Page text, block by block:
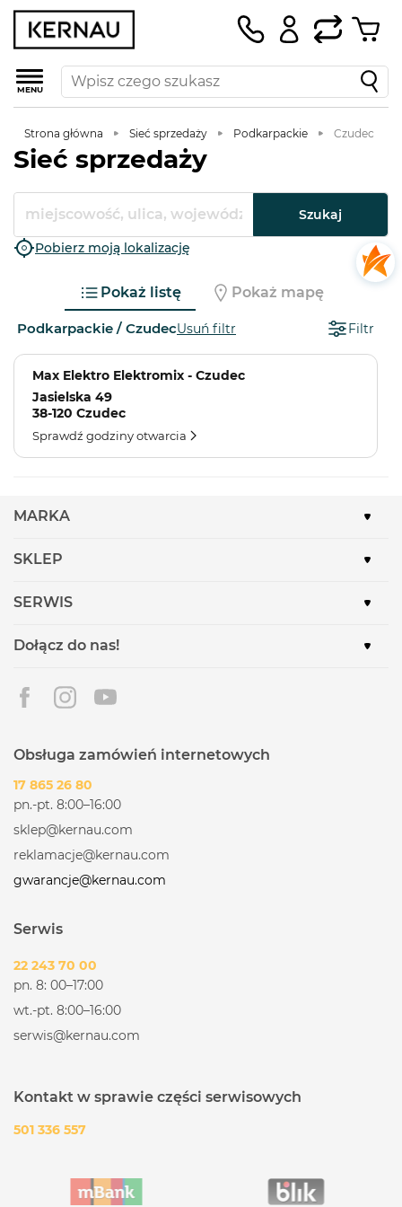
MENU
Strona główna Sieć sprzedaży Podkarpackie Czudec
Sieć sprzedaży
Szukaj
Pobierz moją lokalizację
Pokaż listę Pokaż mapę
Podkarpackie / CzudecUsuń filtr Filtr
Max Elektro Elektromix - Czudec
Jasielska 49
38-120 Czudec
Sprawdź godziny otwarcia
MARKA
SKLEP
SERWIS
Dołącz do nas!
Obsługa zamówień internetowych
17 865 26 80
pn.-pt. 8:00–16:00
sklep@kernau.com
reklamacje@kernau.com
gwarancje@kernau.com
Serwis
22 243 70 00
pn. 8: 00–17:00
wt.-pt. 8:00–16:00
serwis@kernau.com
Kontakt w sprawie części serwisowych
501 336 557